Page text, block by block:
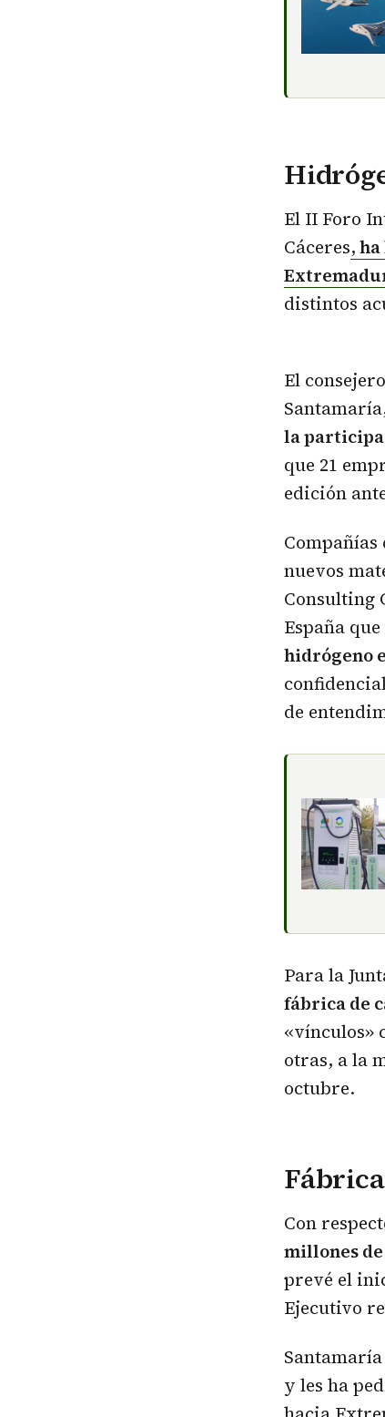
El II Foro
Cáceres,
distintos
El
la
que 21
edición
nuevos
Consulting
España que
hidrógeno
de
Para la
fábrica de
«vínculos»
otras, a la
octubre.
Con
millones
prevé el
Ejecutivo
y les ha